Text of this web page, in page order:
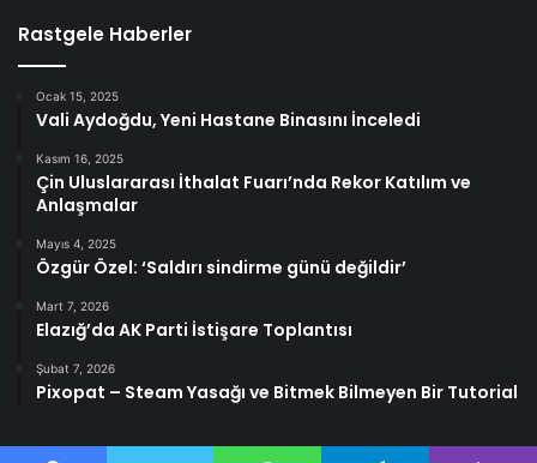
Rastgele Haberler
Ocak 15, 2025
Vali Aydoğdu, Yeni Hastane Binasını İnceledi
Kasım 16, 2025
Çin Uluslararası İthalat Fuarı’nda Rekor Katılım ve
Anlaşmalar
Mayıs 4, 2025
Özgür Özel: ‘Saldırı sindirme günü değildir’
Mart 7, 2026
Elazığ’da AK Parti İstişare Toplantısı
Şubat 7, 2026
Pixopat – Steam Yasağı ve Bitmek Bilmeyen Bir Tutorial